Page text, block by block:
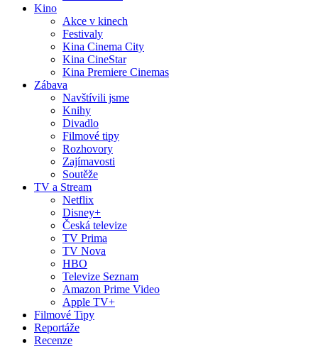
Kino
Akce v kinech
Festivaly
Kina Cinema City
Kina CineStar
Kina Premiere Cinemas
Zábava
Navštívili jsme
Knihy
Divadlo
Filmové tipy
Rozhovory
Zajímavosti
Soutěže
TV a Stream
Netflix
Disney+
Česká televize
TV Prima
TV Nova
HBO
Televize Seznam
Amazon Prime Video
Apple TV+
Filmové Tipy
Reportáže
Recenze